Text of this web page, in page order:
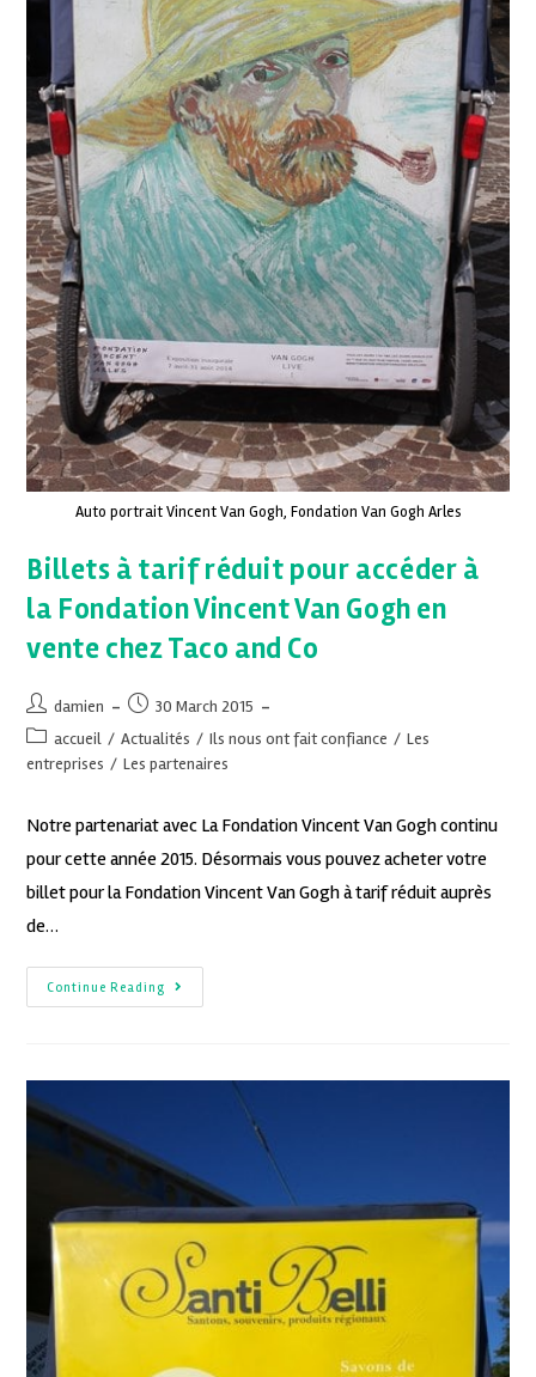
Auto portrait Vincent Van Gogh, Fondation Van Gogh Arles
Billets à tarif réduit pour accéder à
la Fondation Vincent Van Gogh en
vente chez Taco and Co
damien
30 March 2015
accueil / Actualités / Ils nous ont fait confiance / Les
entreprises / Les partenaires
Notre partenariat avec La Fondation Vincent Van Gogh continu
pour cette année 2015. Désormais vous pouvez acheter votre
billet pour la Fondation Vincent Van Gogh à tarif réduit auprès
de…
Continue Reading